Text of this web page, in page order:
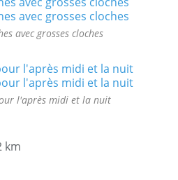
avec grosses cloches
l'après midi et la nuit
km